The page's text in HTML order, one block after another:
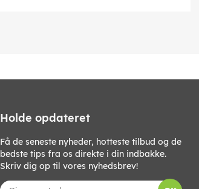
Holde opdateret
Få de seneste nyheder, hotteste tilbud og de
bedste tips fra os direkte i din indbakke.
Skriv dig op til vores nyhedsbrev!